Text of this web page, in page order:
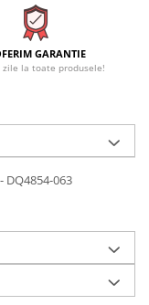
GARANTIE
zile la toate produsele!
DQ4854-063